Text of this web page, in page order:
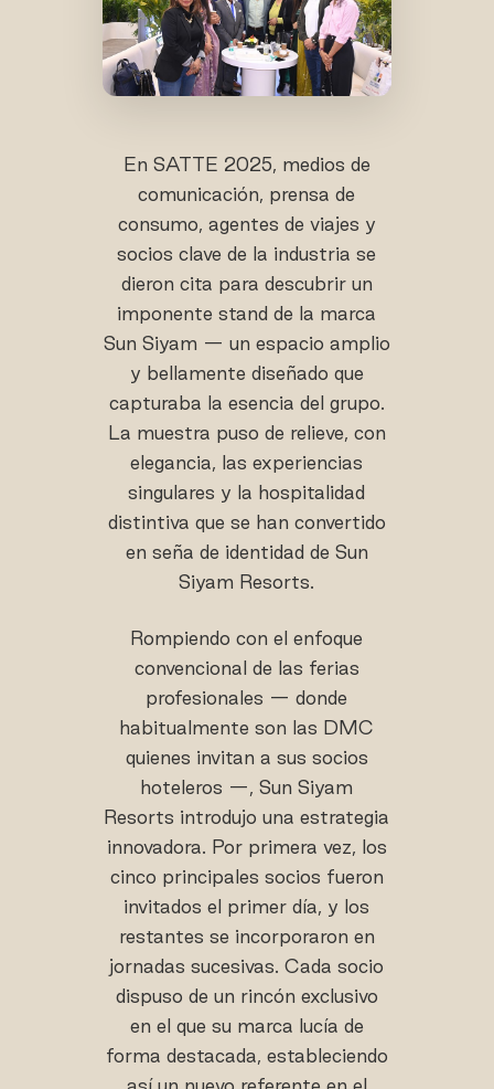
En SATTE 2025, medios de
comunicación, prensa de
consumo, agentes de viajes y
socios clave de la industria se
dieron cita para descubrir un
imponente stand de la marca
Sun Siyam — un espacio amplio
y bellamente diseñado que
capturaba la esencia del grupo.
La muestra puso de relieve, con
elegancia, las experiencias
singulares y la hospitalidad
distintiva que se han convertido
en seña de identidad de Sun
Siyam Resorts.
Rompiendo con el enfoque
convencional de las ferias
profesionales — donde
habitualmente son las DMC
quienes invitan a sus socios
hoteleros —, Sun Siyam
Resorts introdujo una estrategia
innovadora. Por primera vez, los
cinco principales socios fueron
invitados el primer día, y los
restantes se incorporaron en
jornadas sucesivas. Cada socio
dispuso de un rincón exclusivo
en el que su marca lucía de
forma destacada, estableciendo